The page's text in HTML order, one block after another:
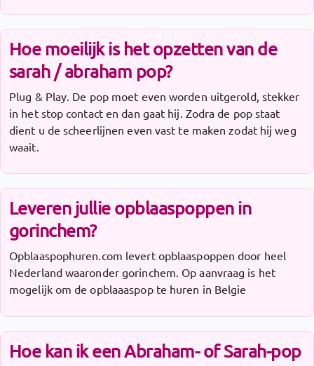
Hoe moeilijk is het opzetten van de
sarah / abraham pop?
Plug & Play. De pop moet even worden uitgerold, stekker
in het stop contact en dan gaat hij. Zodra de pop staat
dient u de scheerlijnen even vast te maken zodat hij weg
waait.
Leveren jullie opblaaspoppen in
gorinchem?
Opblaaspophuren.com levert opblaaspoppen door heel
Nederland waaronder gorinchem. Op aanvraag is het
mogelijk om de opblaaaspop te huren in Belgie
Hoe kan ik een Abraham- of Sarah-pop